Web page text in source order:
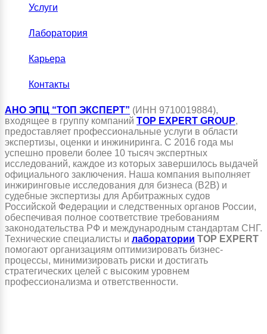
Услуги
Лаборатория
Карьера
Контакты
АНО ЭПЦ “ТОП ЭКСПЕРТ” (ИНН 9710019884),
входящее в группу компаний TOP EXPERT GROUP,
предоставляет профессиональные услуги в области
экспертизы, оценки и инжиниринга. С 2016 года мы
успешно провели более 10 тысяч экспертных
исследований, каждое из которых завершилось выдачей
официального заключения. Наша компания выполняет
инжиринговые исследования для бизнеса (B2B) и
судебные экспертизы для Арбитражных судов
Российской Федерации и следственных органов России,
обеспечивая полное соответствие требованиям
законодательства РФ и международным стандартам СНГ.
Технические специалисты и лаборатории TOP EXPERT
помогают организациям оптимизировать бизнес-
процессы, минимизировать риски и достигать
стратегических целей с высоким уровнем
профессионализма и ответственности.